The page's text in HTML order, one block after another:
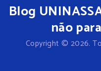
Blog
não
Copyright © 2026.